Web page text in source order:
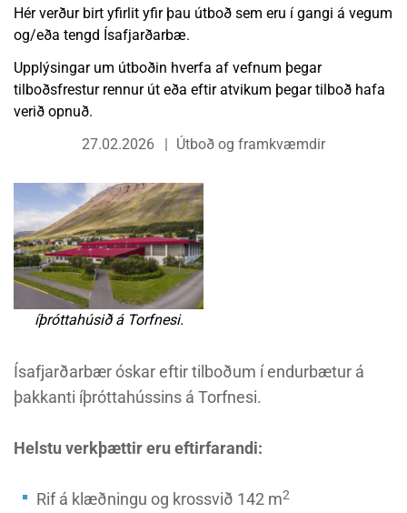
Hér verður birt yfirlit yfir þau útboð sem eru í gangi á vegum
og/eða tengd Ísafjarðarbæ.
Upplýsingar um útboðin hverfa af vefnum þegar
tilboðsfrestur rennur út eða eftir atvikum þegar tilboð hafa
verið opnuð.
27.02.2026
Útboð og framkvæmdir
íþróttahúsið á Torfnesi.
Ísafjarðarbær óskar eftir tilboðum í endurbætur á
þakkanti íþróttahússins á Torfnesi.
Helstu verkþættir eru eftirfarandi:
Rif á klæðningu og krossvið 142 m2